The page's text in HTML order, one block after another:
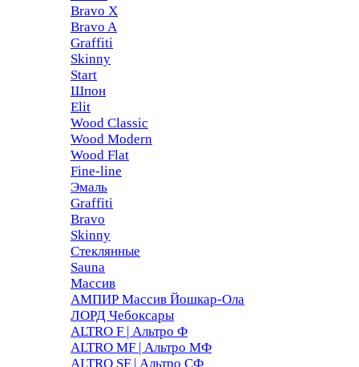
Bravo X
Bravo A
Graffiti
Skinny
Start
Шпон
Elit
Wood Classic
Wood Modern
Wood Flat
Fine-line
Эмаль
Graffiti
Bravo
Skinny
Стеклянные
Sauna
Массив
АМПИР Массив Йошкар-Ола
ЛОРД Чебоксары
ALTRO F | Альтро Ф
ALTRO MF | Альтро МФ
ALTRO SF | Альтро СФ